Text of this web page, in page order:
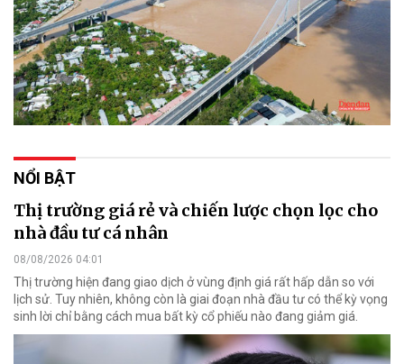
NỔI BẬT
Thị trường giá rẻ và chiến lược chọn lọc cho
nhà đầu tư cá nhân
08/08/2026 04:01
Thị trường hiện đang giao dịch ở vùng định giá rất hấp dẫn so với
lịch sử. Tuy nhiên, không còn là giai đoạn nhà đầu tư có thể kỳ vọng
sinh lời chỉ bằng cách mua bất kỳ cổ phiếu nào đang giảm giá.